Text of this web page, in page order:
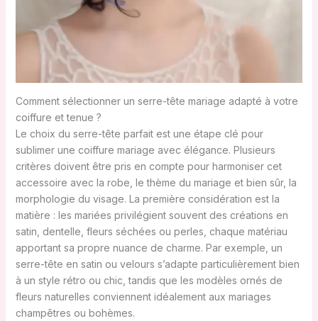
Comment sélectionner un serre-tête mariage adapté à votre
coiffure et tenue ?
Le choix du serre-tête parfait est une étape clé pour
sublimer une coiffure mariage avec élégance. Plusieurs
critères doivent être pris en compte pour harmoniser cet
accessoire avec la robe, le thème du mariage et bien sûr, la
morphologie du visage. La première considération est la
matière : les mariées privilégient souvent des créations en
satin, dentelle, fleurs séchées ou perles, chaque matériau
apportant sa propre nuance de charme. Par exemple, un
serre-tête en satin ou velours s’adapte particulièrement bien
à un style rétro ou chic, tandis que les modèles ornés de
fleurs naturelles conviennent idéalement aux mariages
champêtres ou bohèmes.